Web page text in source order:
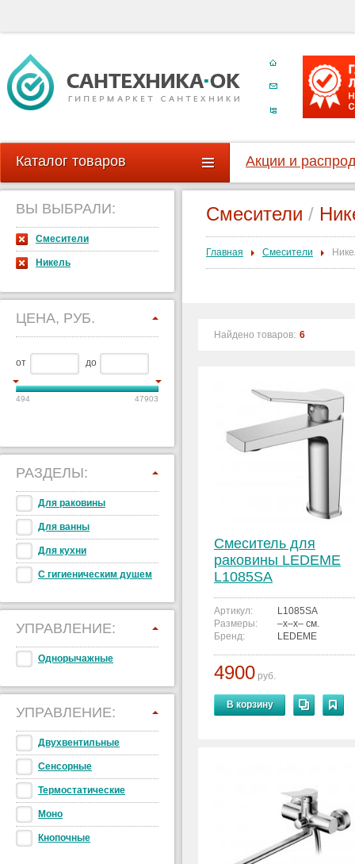
Каталог товаров Акции и
ВЫ ВЫБРАЛИ:
Смесители
Никель
ЦЕНА, РУБ.
от до
494 47903
РАЗДЕЛЫ:
Для раковины
Для ванны
Для кухни
С гигиеническим душем
УПРАВЛЕНИЕ:
Однорычажные
УПРАВЛЕНИЕ:
Двухвентильные
Сенсорные
Термостатические
Моно
Кнопочные
Смесители /
Главная Смесители
Найдено товаров: 6
Смеситель для
раковины LEDEME
L1085SA
Артикул:
L1085SA
Размеры:
–x–x– см.
Бренд:
LEDEME
4900 руб.
В корзину